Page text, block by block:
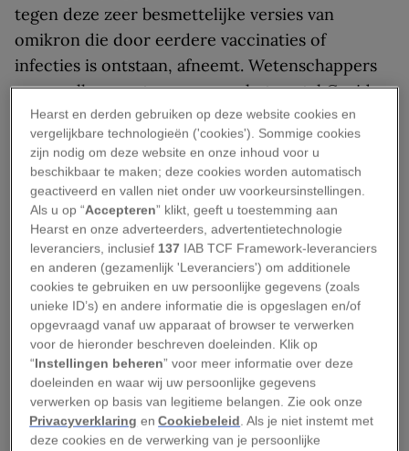
tegen deze zeer besmettelijke versies van
omikron die door eerdere vaccinaties of
infecties is ontstaan, afneemt. Wetenschappers
voorspellen een toename van het aantal Covid-
19-infecties in de herfst en winter.
Door een tweede of derde booster van de
oorspronkelijke Covid-19-injectie te geven,
zouden waarschijnlijk de hoeveelheid
antilichaampjes tegen het virus worden
verhoogd, zegt Peter Marks, directeur van het
Center for Biologics Evaluation and Research van
de FDA, tijdens een virtuele nieuwsconferentie
op 31 augustus. Maar het idee van het
bijgewerkte vaccin is ook om een langere
beschermingsduur te bereiken. Het zal enkele
maanden duren voordat de onderzoekers de
gegevens kunnen verzamelen en kunnen bepalen
Hearst en derden gebruiken op deze website cookies en
vergelijkbare technologieën ('cookies'). Sommige cookies
zijn nodig om deze website en onze inhoud voor u
beschikbaar te maken; deze cookies worden automatisch
geactiveerd en vallen niet onder uw voorkeursinstellingen.
Als u op “Accepteren” klikt, geeft u toestemming aan
Hearst en onze adverteerders, advertentietechnologie
leveranciers, inclusief 137 IAB TCF Framework-leveranciers
en anderen (gezamenlijk 'Leveranciers') om additionele
cookies te gebruiken en uw persoonlijke gegevens (zoals
unieke ID’s) en andere informatie die is opgeslagen en/of
opgevraagd vanaf uw apparaat of browser te verwerken
voor de hieronder beschreven doeleinden. Klik op
“Instellingen beheren” voor meer informatie over deze
doeleinden en waar wij uw persoonlijke gegevens
verwerken op basis van legitieme belangen. Zie ook onze
Privacyverklaring enCookiebeleid. Als je niet instemt met
deze cookies en de verwerking van je persoonlijke